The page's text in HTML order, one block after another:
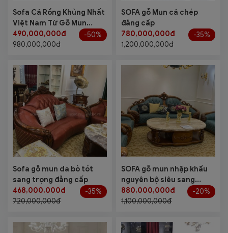
Sofa Cá Rồng Khủng Nhất
Việt Nam Từ Gỗ Mun
Nhập Khẩu
490,000,000đ
980,000,000đ
-50%
SOFA gỗ Mun cá chép
đẳng cấp
780,000,000đ
1,200,000,000đ
-35%
Sofa gỗ mun da bò tót
sang trọng đẳng cấp
468,000,000đ
720,000,000đ
-35%
SOFA gỗ mun nhập khẩu
nguyên bộ siêu sang
trọng
880,000,000đ
1,100,000,000đ
-20%